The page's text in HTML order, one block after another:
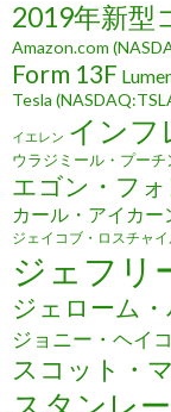
2019年新型
Amazon.com
Form 13F
Tesla
イエレン インフ
ウラジミール・プーチ
エゴン・フ
カール・アイカー
ジェイコブ・ロスチャイ
ジェフリ
ジェローム
ジョニー・ヘイ
スコット・